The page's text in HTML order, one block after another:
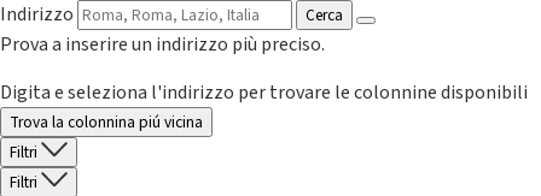
Indirizzo
Cerca
Prova a inserire un indirizzo più preciso.
Digita e seleziona l'indirizzo per trovare le colonnine disponibili
Trova la colonnina piú vicina
Filtri
Filtri